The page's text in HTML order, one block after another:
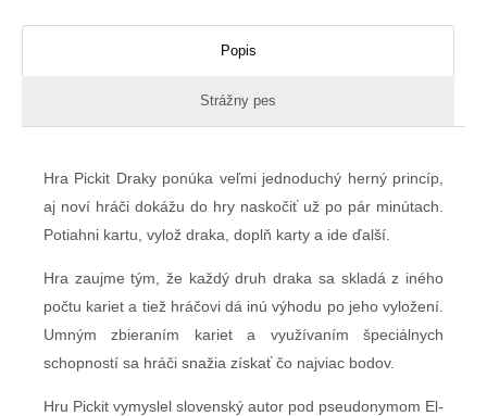
Popis
Strážny pes
Hra Pickit Draky ponúka veľmi jednoduchý herný princíp,
aj noví hráči dokážu do hry naskočiť už po pár minútach.
Potiahni kartu, vylož draka, doplň karty a ide ďalší.
Hra zaujme tým, že každý druh draka sa skladá z iného
počtu kariet a tiež hráčovi dá inú výhodu po jeho vyložení.
Umným zbieraním kariet a využívaním špeciálnych
schopností sa hráči snažia získať čo najviac bodov.
Hru Pickit vymyslel slovenský autor pod pseudonymom El-